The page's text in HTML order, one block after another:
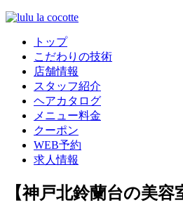
トップ
こだわりの技術
店舗情報
スタッフ紹介
ヘアカタログ
メニュー料金
クーポン
WEB予約
求人情報
【神戸北鈴蘭台の美